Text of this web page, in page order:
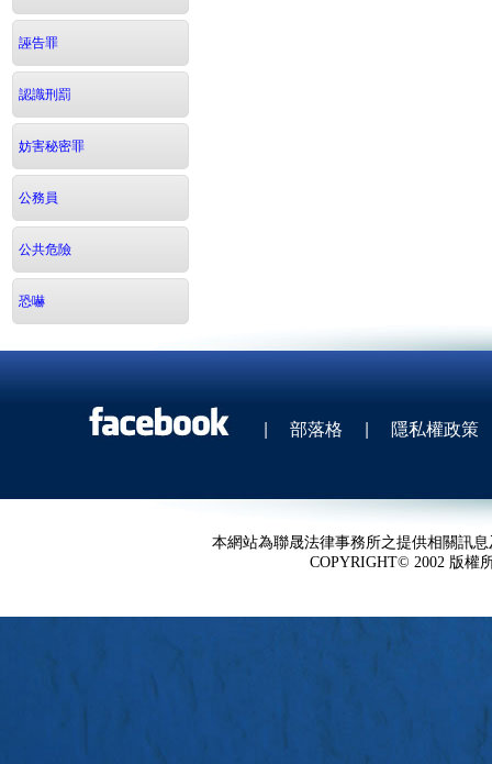
誣告罪
認識刑罰
妨害秘密罪
公務員
公共危險
恐嚇
| 部落格 | 隱私權政策
本網站為聯晟法律事務所之提供相關訊
COPYRIGHT© 2002 版權